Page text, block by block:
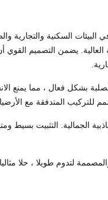
السكنية والتجارية
يضمن التصميم
بشكل فعال ، مما يمنع
المتدفقة مع
الجمالية. التثبيت بسيط
لتدوم طويلا ، حلا